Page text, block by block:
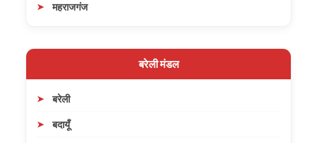
महराजगंज
बरेली मंडल
बरेली
बदायूँ